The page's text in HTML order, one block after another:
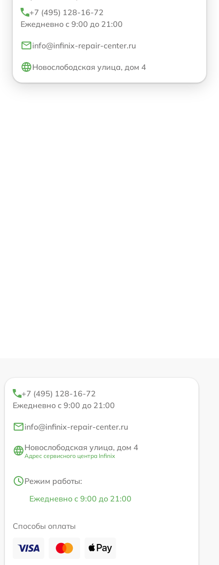
+7 (495) 128-16-72
Ежедневно с 9:00 до 21:00
info@infinix-repair-center.ru
Новослободская улица, дом 4
+7 (495) 128-16-72
Ежедневно с 9:00 до 21:00
info@infinix-repair-center.ru
Новослободская улица, дом 4
Адрес сервисного центра Infinix
Режим работы:
Ежедневно с 9:00 до 21:00
Способы оплаты